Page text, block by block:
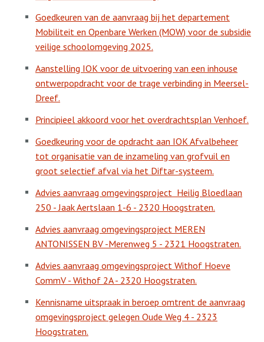
Goedkeuren van de aanvraag bij het departement
Mobiliteit en Openbare Werken (MOW) voor de subsidie
veilige schoolomgeving 2025.
Aanstelling IOK voor de uitvoering van een inhouse
ontwerpopdracht voor de trage verbinding in Meersel-
Dreef.
Principieel akkoord voor het overdrachtsplan Venhoef.
Goedkeuring voor de opdracht aan IOK Afvalbeheer
tot organisatie van de inzameling van grofvuil en
groot selectief afval via het Diftar-systeem.
Advies aanvraag omgevingsproject Heilig Bloedlaan
250 - Jaak Aertslaan 1-6 - 2320 Hoogstraten.
Advies aanvraag omgevingsproject MEREN
ANTONISSEN BV -Merenweg 5 - 2321 Hoogstraten.
Advies aanvraag omgevingsproject Withof Hoeve
CommV - Withof 2A - 2320 Hoogstraten.
Kennisname uitspraak in beroep omtrent de aanvraag
omgevingsproject gelegen Oude Weg 4 - 2323
Hoogstraten.